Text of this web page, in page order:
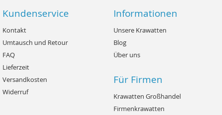
Kundenservice
Kontakt
Umtausch und Retour
FAQ
Lieferzeit
Versandkosten
Widerruf
Informationen
Unsere Krawatten
Blog
Über uns
Für Firmen
Krawatten Großhandel
Firmenkrawatten